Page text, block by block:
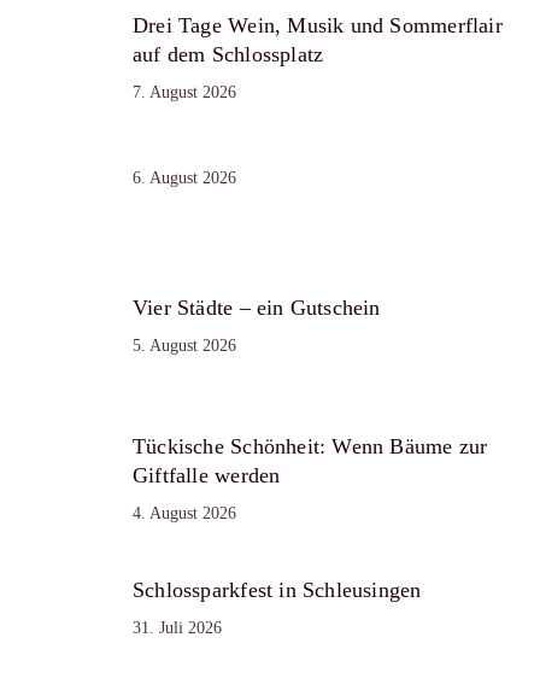
Drei Tage Wein, Musik und Sommerflair
auf dem Schlossplatz
7. August 2026
6. August 2026
Vier Städte – ein Gutschein
5. August 2026
Tückische Schönheit: Wenn Bäume zur
Giftfalle werden
4. August 2026
Schlossparkfest in Schleusingen
31. Juli 2026